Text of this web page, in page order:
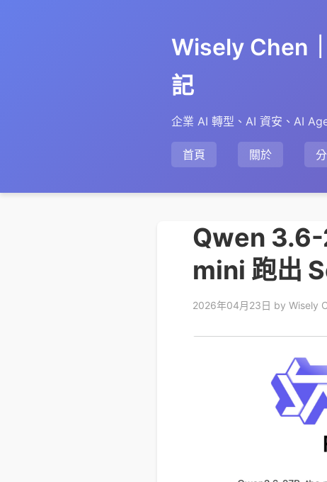
Wisely Chen
記
企業 AI 轉型、AI 資安、AI
首頁 關於
Qwen 3.6-
mini 跑出
2026年04月23日 by Wisely